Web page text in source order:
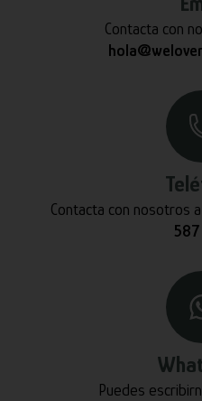
Contacta con
Contacta con nosotros
Puedes